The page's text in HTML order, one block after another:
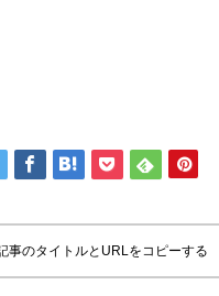
事のタイトルとURLをコピーする